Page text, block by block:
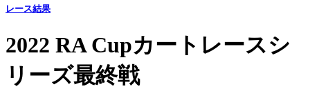
レース結果
2022 RA Cupカートレースシ
リーズ最終戦